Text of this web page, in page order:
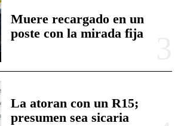
Muere recargado en un
poste con la mirada fija
La atoran con un R15;
presumen sea sicaria